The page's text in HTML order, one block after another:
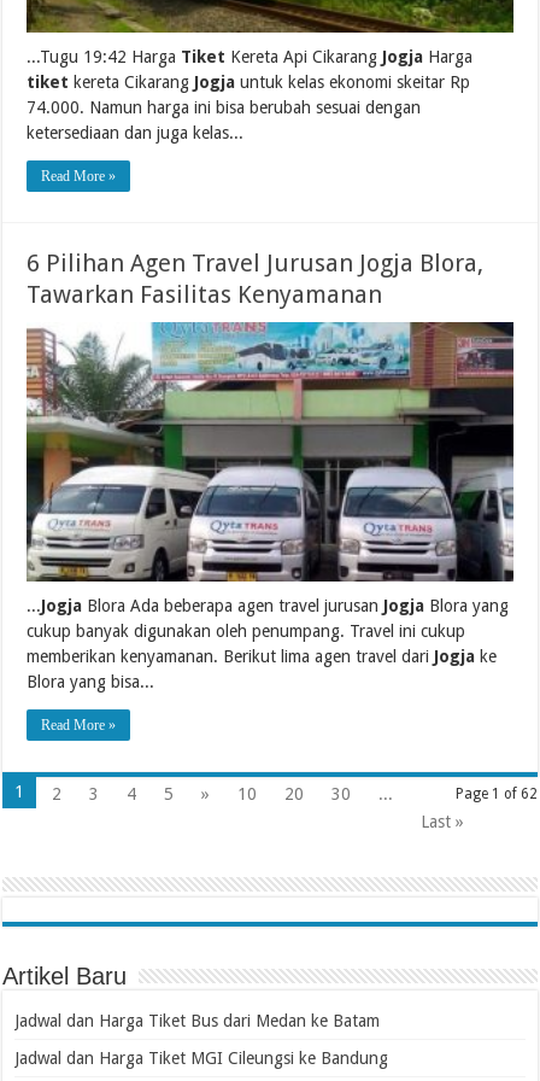
...Tugu 19:42 Harga Tiket Kereta Api Cikarang Jogja Harga
tiket kereta Cikarang Jogja untuk kelas ekonomi skeitar Rp
74.000. Namun harga ini bisa berubah sesuai dengan
ketersediaan dan juga kelas...
Read More »
6 Pilihan Agen Travel Jurusan Jogja Blora,
Tawarkan Fasilitas Kenyamanan
...Jogja Blora Ada beberapa agen travel jurusan Jogja Blora yang
cukup banyak digunakan oleh penumpang. Travel ini cukup
memberikan kenyamanan. Berikut lima agen travel dari Jogja ke
Blora yang bisa...
Read More »
Page 1 of 62
1 2 3 4 5 » 10 20 30
...
Last »
Artikel Baru
Jadwal dan Harga Tiket Bus dari Medan ke Batam
Jadwal dan Harga Tiket MGI Cileungsi ke Bandung